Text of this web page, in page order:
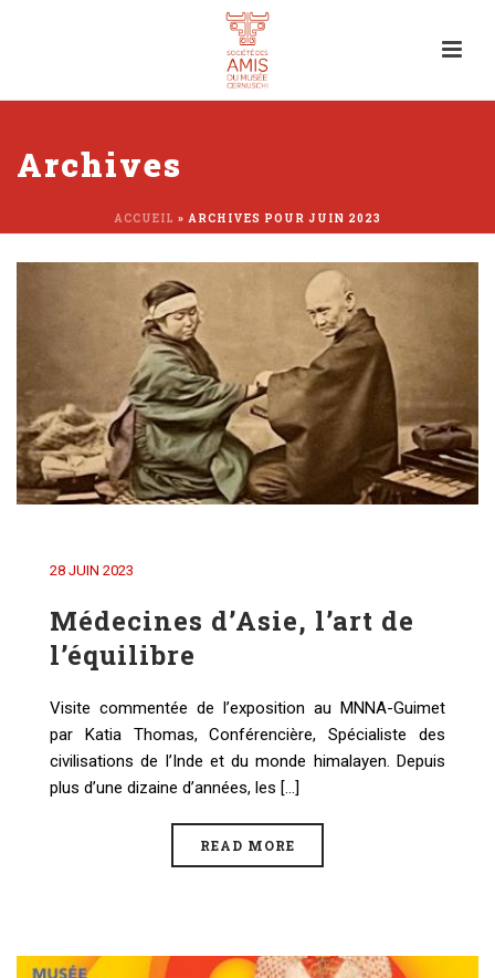
Archives
ACCUEIL » ARCHIVES POUR JUIN 2023
28 JUIN 2023
Médecines d’Asie, l’art de
l’équilibre
Visite commentée de l’exposition au MNNA-Guimet
par Katia Thomas, Conférencière, Spécialiste des
civilisations de l’Inde et du monde himalayen. Depuis
plus d’une dizaine d’années, les [...]
READ MORE